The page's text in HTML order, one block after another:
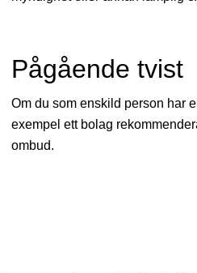
Pågående tvist
Om du som enskild person har
exempel ett bolag
ombud.